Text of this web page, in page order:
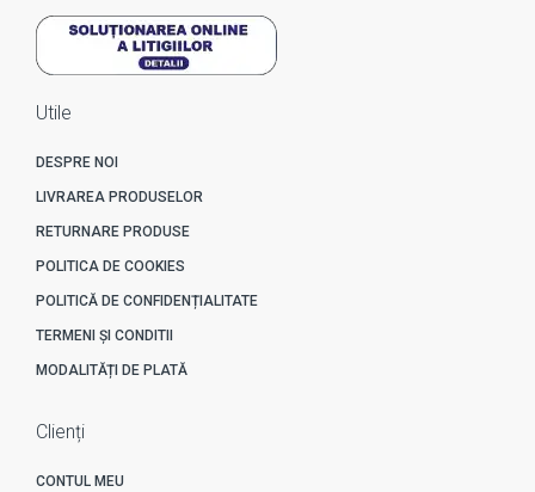
Utile
DESPRE NOI
LIVRAREA PRODUSELOR
RETURNARE PRODUSE
POLITICA DE COOKIES
POLITICĂ DE CONFIDENȚIALITATE
TERMENI ȘI CONDITII
MODALITĂȚI DE PLATĂ
Clienți
CONTUL MEU